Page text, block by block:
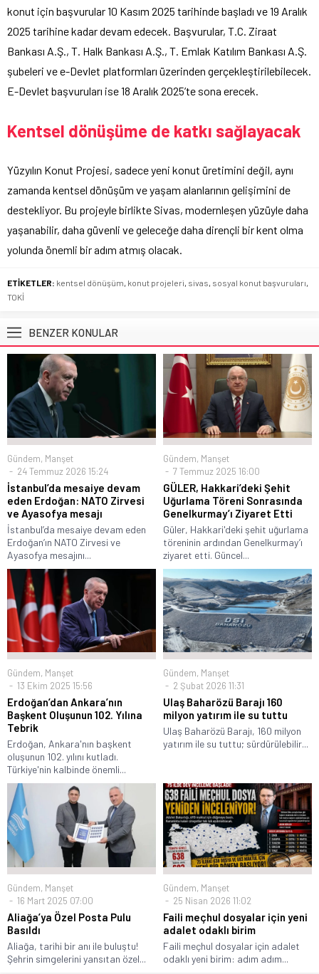
konut için başvurular 10 Kasım 2025 tarihinde başladı ve 19 Aralık
2025 tarihine kadar devam edecek. Başvurular, T.C. Ziraat
Bankası A.Ş., T. Halk Bankası A.Ş., T. Emlak Katılım Bankası A.Ş.
şubeleri ve e-Devlet platformları üzerinden gerçekleştirilebilecek.
E-Devlet başvuruları ise 18 Aralık 2025’te sona erecek.
Kentsel dönüşüme de katkı sağlayacak
Yüzyılın Konut Projesi, sadece yeni konut üretimini değil, aynı
zamanda kentsel dönüşüm ve yaşam alanlarının gelişimini de
destekliyor. Bu projeyle birlikte Sivas, modernleşen yüzüyle daha
yaşanabilir, daha güvenli ve geleceğe daha dirençli bir kent olma
yolunda önemli bir adım atmış olacak.
ETİKETLER: kentsel dönüşüm, konut projeleri, sivas, sosyal konut başvuruları,
TOKİ
BENZER KONULAR
Gündem, Manşet
24 Temmuz 2026 15:24
İstanbul’da mesaiye devam
eden Erdoğan: NATO Zirvesi
ve Ayasofya mesajı
İstanbul’da mesaiye devam eden
Erdoğan’ın NATO Zirvesi ve
Ayasofya mesajını...
Gündem, Manşet
7 Temmuz 2025 16:00
GÜLER, Hakkari’deki Şehit
Uğurlama Töreni Sonrasında
Genelkurmay’ı Ziyaret Etti
Güler, Hakkari'deki şehit uğurlama
töreninin ardından Genelkurmay’ı
ziyaret etti. Güncel...
Gündem, Manşet
13 Ekim 2025 15:56
Erdoğan’dan Ankara’nın
Başkent Oluşunun 102. Yılına
Tebrik
Erdoğan, Ankara'nın başkent
oluşunun 102. yılını kutladı.
Türkiye'nin kalbinde önemli...
Gündem, Manşet
2 Şubat 2026 11:31
Ulaş Baharözü Barajı 160
milyon yatırım ile su tuttu
Ulaş Baharözü Barajı, 160 milyon
yatırım ile su tuttu; sürdürülebilir...
Gündem, Manşet
16 Mart 2025 07:00
Aliağa’ya Özel Posta Pulu
Basıldı
Aliağa, tarihi bir anı ile buluştu!
Şehrin simgelerini yansıtan özel...
Gündem, Manşet
25 Nisan 2026 11:02
Faili meçhul dosyalar için yeni
adalet odaklı birim
Faili meçhul dosyalar için adalet
odaklı yeni birim: adım adım...